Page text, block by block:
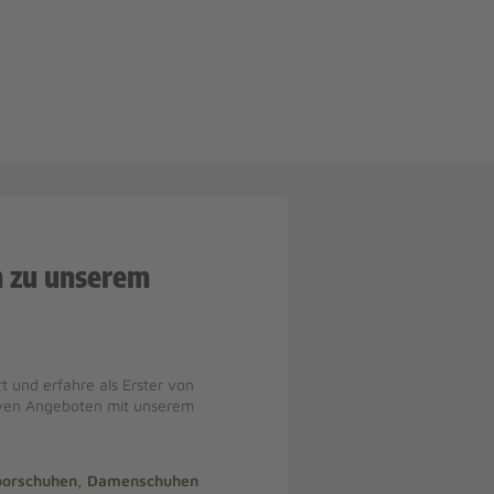
unserem
und erfahre als Erster von
Angeboten mit unserem
Damenschuhen